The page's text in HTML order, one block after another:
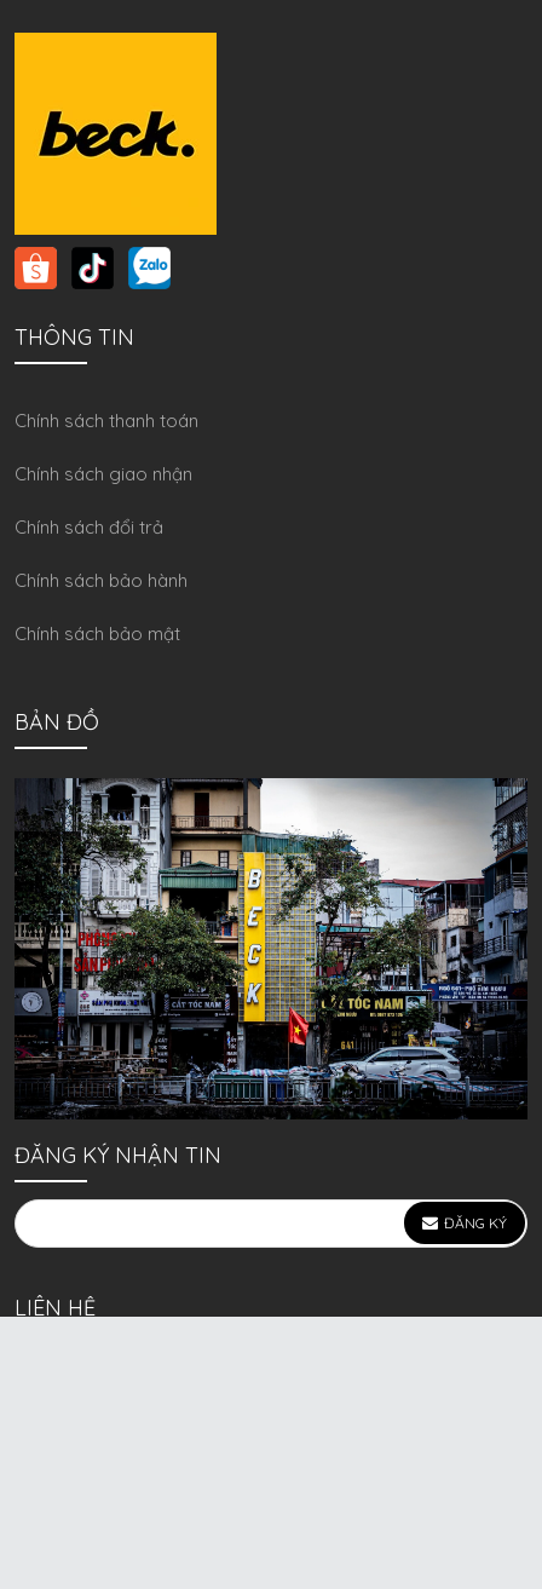
THÔNG TIN
Chính sách thanh toán
Chính sách giao nhận
Chính sách đổi trả
Chính sách bảo hành
Chính sách bảo mật
BẢN ĐỒ
ĐĂNG KÝ NHẬN TIN
ĐĂNG KÝ
LIÊN HỆ